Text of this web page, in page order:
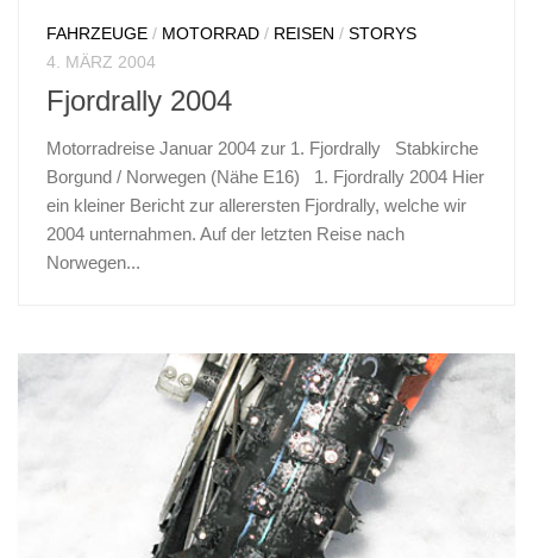
FAHRZEUGE / MOTORRAD / REISEN / STORYS
4. MÄRZ 2004
Fjordrally 2004
Motorradreise Januar 2004 zur 1. Fjordrally Stabkirche
Borgund / Norwegen (Nähe E16) 1. Fjordrally 2004 Hier
ein kleiner Bericht zur allerersten Fjordrally, welche wir
2004 unternahmen. Auf der letzten Reise nach
Norwegen...